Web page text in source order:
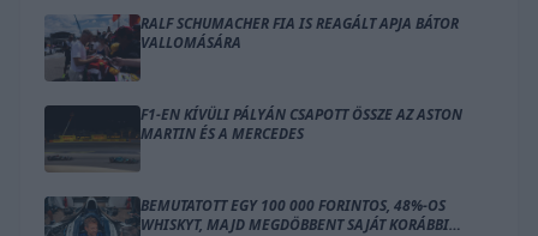
RALF SCHUMACHER FIA IS REAGÁLT APJA BÁTOR
VALLOMÁSÁRA
F1-EN KÍVÜLI PÁLYÁN CSAPOTT ÖSSZE AZ ASTON
MARTIN ÉS A MERCEDES
BEMUTATOTT EGY 100 000 FORINTOS, 48%-OS
WHISKYT, MAJD MEGDÖBBENT SAJÁT KORÁBBI